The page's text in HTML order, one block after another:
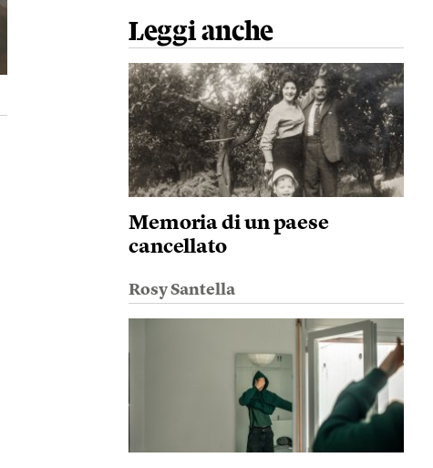
Leggi anche
Memoria di un paese
cancellato
Rosy Santella